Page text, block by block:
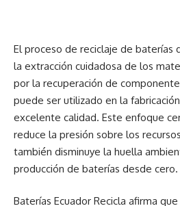
El proceso de reciclaje de baterías
la extracción cuidadosa de los
por la recuperación de
puede ser utilizado en la
excelente calidad. Este enfoque
reduce la presión sobre los
también disminuye la huella
producción de baterías desde cero.
Baterías Ecuador Recicla afirma